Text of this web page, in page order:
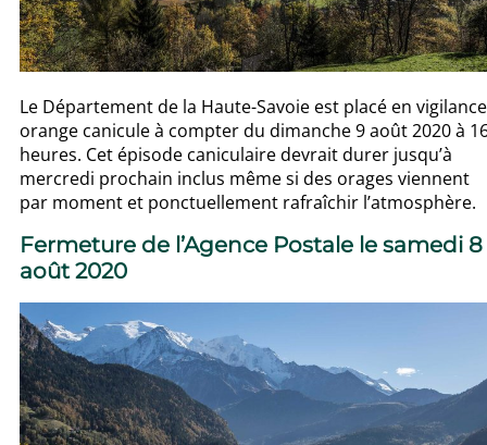
Le Département de la Haute-Savoie est placé en vigilance
orange canicule à compter du dimanche 9 août 2020 à
heures. Cet épisode caniculaire devrait durer jusqu’à
mercredi prochain inclus même si des orages viennent
par moment et ponctuellement rafraîchir l’atmosphère.
Fermeture de l’Agence Postale le samedi 8
août 2020